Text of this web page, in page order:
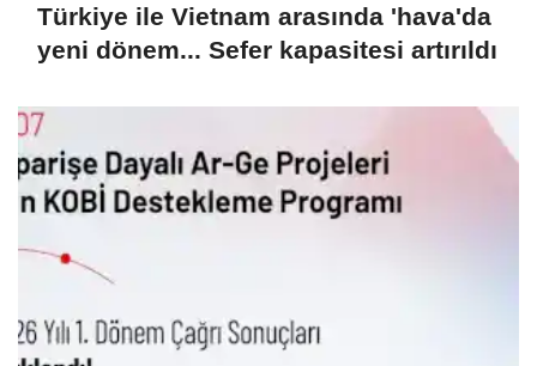
Türkiye ile Vietnam arasında 'hava'da
yeni dönem... Sefer kapasitesi artırıldı